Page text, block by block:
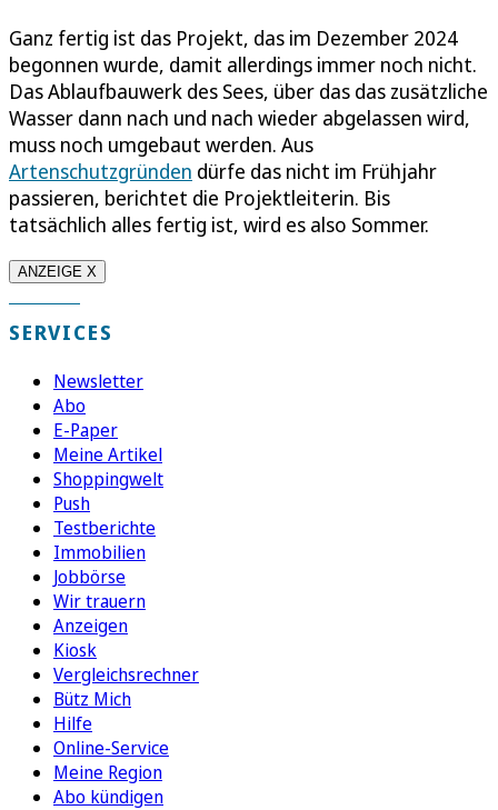
Ganz fertig ist das Projekt, das im Dezember 2024
begonnen wurde, damit allerdings immer noch nicht.
Das Ablaufbauwerk des Sees, über das das zusätzliche
Wasser dann nach und nach wieder abgelassen wird,
muss noch umgebaut werden. Aus
Artenschutzgründen dürfe das nicht im Frühjahr
passieren, berichtet die Projektleiterin. Bis
tatsächlich alles fertig ist, wird es also Sommer.
ANZEIGE X
SERVICES
Newsletter
Abo
E-Paper
Meine Artikel
Shoppingwelt
Push
Testberichte
Immobilien
Jobbörse
Wir trauern
Anzeigen
Kiosk
Vergleichsrechner
Bütz Mich
Hilfe
Online-Service
Meine Region
Abo kündigen